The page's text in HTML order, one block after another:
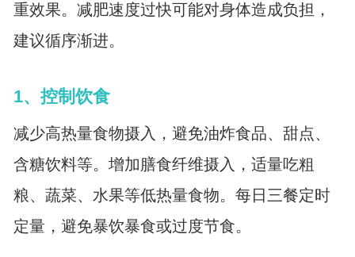
重效果。减肥速度过快可能对身体造成负担，
建议循序渐进。
1、控制饮食
减少高热量食物摄入，避免油炸食品、甜点、
含糖饮料等。增加膳食纤维摄入，适量吃粗
粮、蔬菜、水果等低热量食物。每日三餐定时
定量，避免暴饮暴食或过度节食。